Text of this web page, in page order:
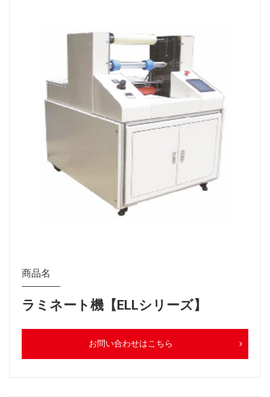
商品名
ラミネート機【ELLシリーズ】
お問い合わせはこちら